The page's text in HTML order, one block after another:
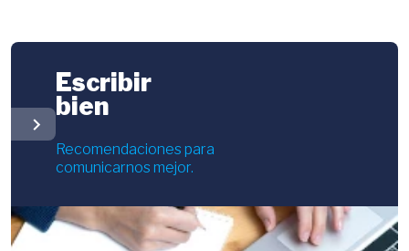
chevron_right
Escribir
bien
Recomendaciones para
comunicarnos mejor.